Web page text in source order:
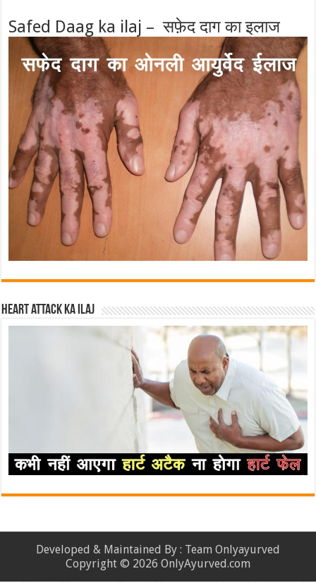
Safed Daag ka ilaj – सफ़ेद दाग का इलाज
Heart attack ka ilaj
Developed & Maintained By : Team Onlyayurved
Copyright © 2026 OnlyAyurved.com